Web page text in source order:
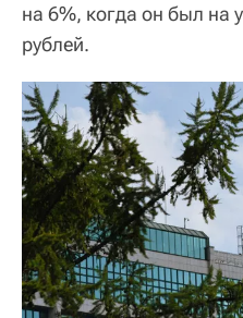
на 6%, когда он был на
рублей.